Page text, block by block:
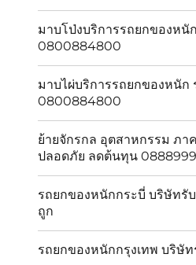
มาบโป่งบริการรถยกของหนั
0800884800
มาบไผ่บริการรถยกของหนัก
0800884800
ย้ายจักรกล อุตสาหกรรม ภา
ปลอดภัย ลดต้นทุน
รถยกของหนักกระบี่ บริษัทรั
ถูก
รถยกของหนักกรุงเทพ บริษั